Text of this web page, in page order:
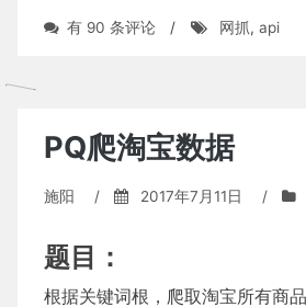
Power
解
有 90 条评论 / 网抓, api
PQ爬淘宝数据
施阳 / 2017年7月11日 /
题目：
根据关键词根，爬取淘宝所有商品